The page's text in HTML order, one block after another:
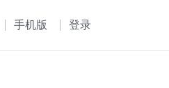
手机版 登录